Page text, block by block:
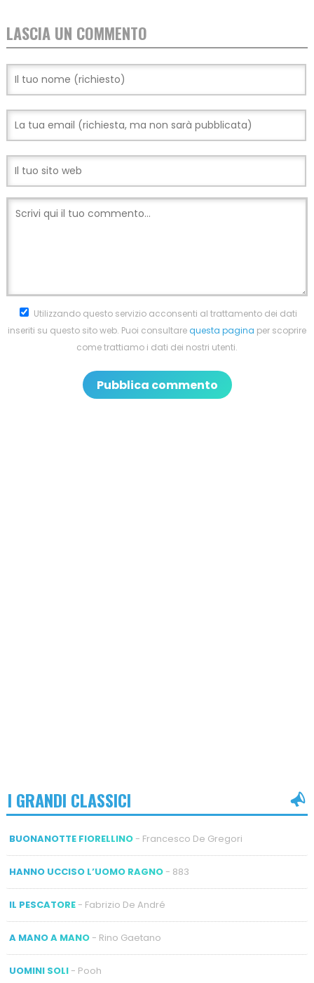
LASCIA UN COMMENTO
Utilizzando questo servizio acconsenti al trattamento dei dati
inseriti su questo sito web. Puoi consultarequesta pagina per scoprire
come trattiamo i dati dei nostri utenti.
I GRANDI CLASSICI
BUONANOTTE FIORELLINO- Francesco De Gregori
HANNO UCCISO L’UOMO RAGNO- 883
IL PESCATORE- Fabrizio De André
A MANO A MANO- Rino Gaetano
UOMINI SOLI- Pooh